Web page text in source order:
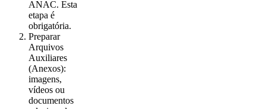
ANAC. Esta
etapa é
obrigatória.
Preparar
Arquivos
Auxiliares
(Anexos):
imagens,
vídeos ou
documentos